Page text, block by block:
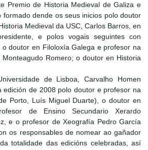
Premio de Historia Medieval de Galiza e
formado dende os seus inicios polo doutor
Medieval da USC, Carlos Barros, en
e polos vogais seguintes con
o doutor en Filoloxía Galega e profesor na
Monteagudo Romero; o doutor en Historia
de Lisboa, Carvalho Homen
edición de 2008 polo doutor e profesor na
Porto, Luís Miguel Duarte), o doutor en
de Ensino Secundario Xerardo
e o profesor de Xeografía Pedro García
os responsables de nomear ao gañador
totalidade das edicións celebradas, así